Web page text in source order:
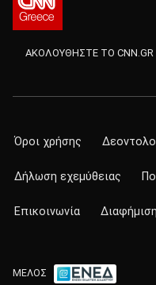
ΑΚΟΛΟΥΘΗΣΤΕ ΤΟ CNN.GR
Όροι χρήσης
Δήλωση εχεμύθειας
Επικοινωνία Διαφήμιση
ΜΕΛΟΣ